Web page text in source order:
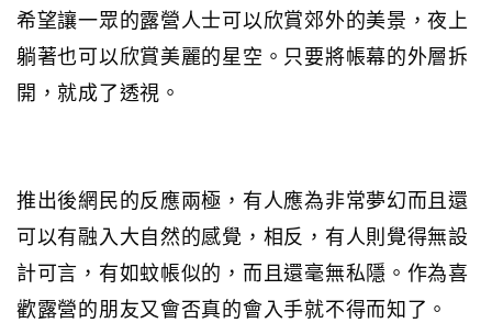
希望讓一眾的露營人士可以欣賞郊外的美景，夜上
躺著也可以欣賞美麗的星空。只要將帳幕的外層拆
開，就成了透視。
推出後網民的反應兩極，有人應為非常夢幻而且還
可以有融入大自然的感覺，相反，有人則覺得無設
計可言，有如蚊帳似的，而且還毫無私隱。作為喜
歡露營的朋友又會否真的會入手就不得而知了。